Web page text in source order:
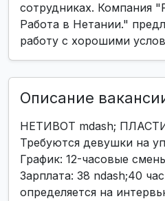
сотрудниках. Компания
Работа в Нетании."
работу с хорошими
Описание
НЕТИВОТ mdash;
Требуются девушки на
График: 12-часовые
Зарплата: 38 ndash;40
определяется на